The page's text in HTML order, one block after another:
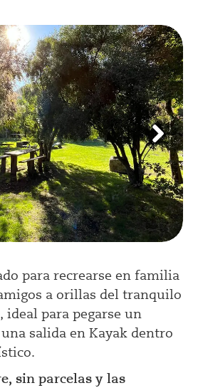
para recrearse en familia
a orillas del tranquilo
para pegarse un
salida en Kayak dentro
sin parcelas y las